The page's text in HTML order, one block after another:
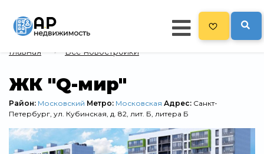
Главная
Все новостройки 478
Блог
Главная Все новостройки
ЖК "Q-мир"
Район: Московский Метро: Московская Адрес: Санкт-
Петербург, ул. Кубинская, д. 82, лит. Б, литера Б